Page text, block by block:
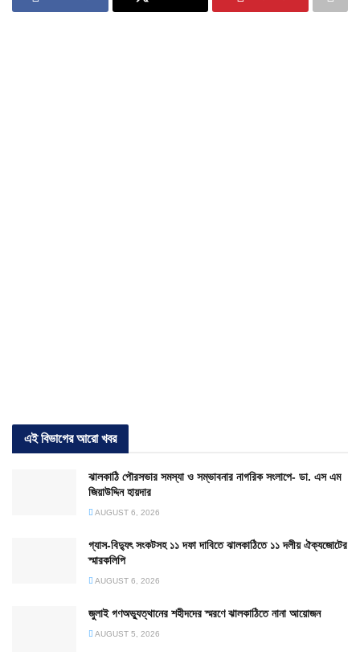
এই বিভাগের আরো খবর
ঝালকাঠি পৌরসভার সমস্যা ও সম্ভাবনার নাগরিক সংলাপে- ডা. এস এম
জিয়াউদ্দিন হায়দার
AUGUST 6, 2026
গ্যাস-বিদ্যুৎ সংকটসহ ১১ দফা দাবিতে ঝালকাঠিতে ১১ দলীয় ঐক্যজোটের
স্মারকলিপি
AUGUST 6, 2026
জুলাই গণঅভ্যুত্থানের শহীদদের স্মরণে ঝালকাঠিতে নানা আয়োজন
AUGUST 5, 2026